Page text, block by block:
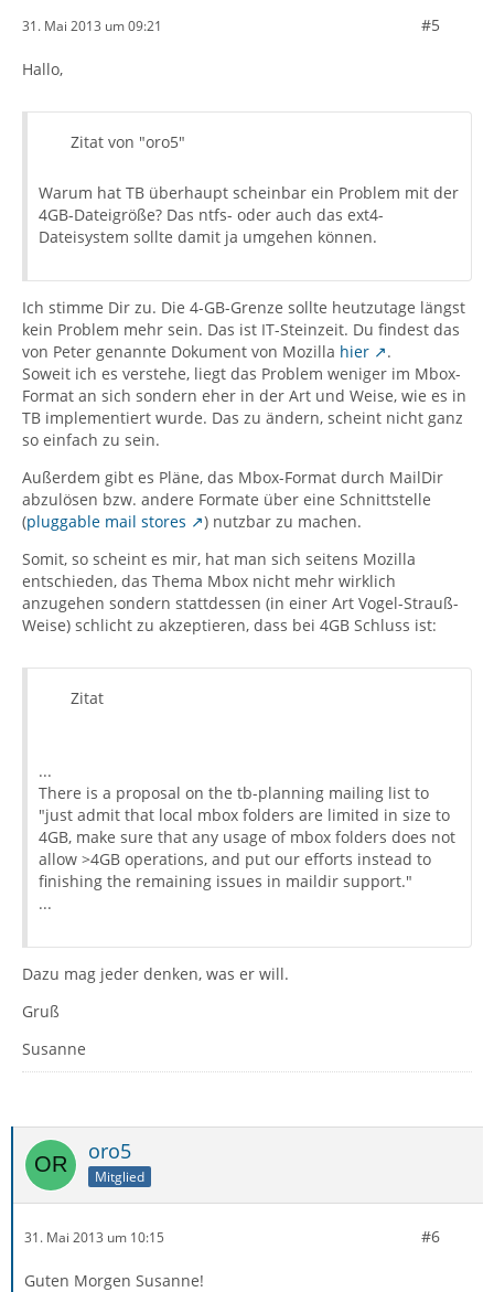
31. Mai 2013 um 09:21 #5
Hallo,
Zitat von "oro5"
Warum hat TB überhaupt scheinbar ein Problem mit der
4GB-Dateigröße? Das ntfs- oder auch das ext4-
Dateisystem sollte damit ja umgehen können.
Ich stimme Dir zu. Die 4-GB-Grenze sollte heutzutage längst
kein Problem mehr sein. Das ist IT-Steinzeit. Du findest das
von Peter genannte Dokument von Mozilla hier
.
Soweit ich es verstehe, liegt das Problem weniger im Mbox-
Format an sich sondern eher in der Art und Weise, wie es in
TB implementiert wurde. Das zu ändern, scheint nicht ganz
so einfach zu sein.
Außerdem gibt es Pläne, das Mbox-Format durch MailDir
abzulösen bzw. andere Formate über eine Schnittstelle
(pluggable mail stores
) nutzbar zu machen.
Somit, so scheint es mir, hat man sich seitens Mozilla
entschieden, das Thema Mbox nicht mehr wirklich
anzugehen sondern stattdessen (in einer Art Vogel-Strauß-
Weise) schlicht zu akzeptieren, dass bei 4GB Schluss ist:
Zitat
...
There is a proposal on the tb-planning mailing list to
"just admit that local mbox folders are limited in size to
4GB, make sure that any usage of mbox folders does not
allow >4GB operations, and put our efforts instead to
finishing the remaining issues in maildir support."
...
Dazu mag jeder denken, was er will.
Gruß
Susanne
oro5
Mitglied
31. Mai 2013 um 10:15 #6
Guten Morgen Susanne!